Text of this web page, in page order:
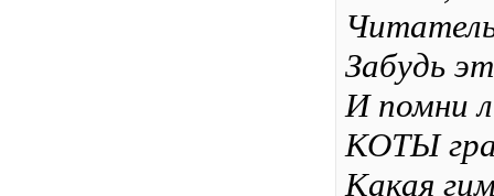
Забудь
И помни
КОТЫ
Какая